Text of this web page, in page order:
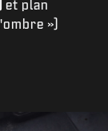
et plan
»)